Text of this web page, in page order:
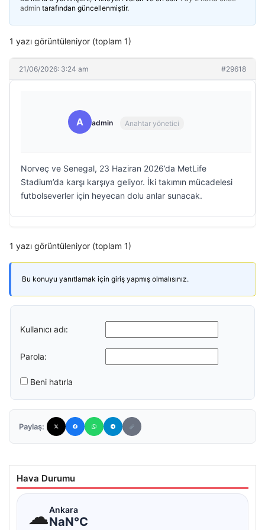
admin tarafından güncellenmiştir.
1 yazı görüntüleniyor (toplam 1)
21/06/2026: 3:24 am #29618
A admin Anahtar yönetici
Norveç ve Senegal, 23 Haziran 2026’da MetLife
Stadium’da karşı karşıya geliyor. İki takımın mücadelesi
futbolseverler için heyecan dolu anlar sunacak.
1 yazı görüntüleniyor (toplam 1)
Bu konuyu yanıtlamak için giriş yapmış olmalısınız.
Kullanıcı adı:
Parola:
Beni hatırla
Paylaş:
Hava Durumu
☁Ankara
NaN°C